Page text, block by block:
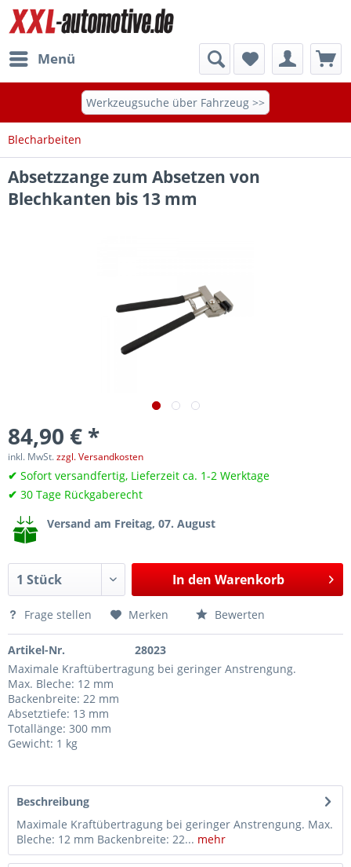
Menü
Werkzeugsuche über Fahrzeug >>
Blecharbeiten
Absetzzange zum Absetzen von
Blechkanten bis 13 mm
84,90 € *
inkl. MwSt.zzgl. Versandkosten
✔ Sofort versandfertig, Lieferzeit ca. 1-2 Werktage
✔ 30 Tage Rückgaberecht
Versand am Freitag, 07. August
In den Warenkorb
Frage stellen Merken Bewerten
Artikel-Nr.
28023
Maximale Kraftübertragung bei geringer Anstrengung.
Max. Bleche: 12 mm
Backenbreite: 22 mm
Absetztiefe: 13 mm
Totallänge: 300 mm
Gewicht: 1 kg
Beschreibung
Maximale Kraftübertragung bei geringer Anstrengung. Max.
Bleche: 12 mm Backenbreite: 22... mehr